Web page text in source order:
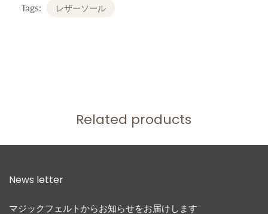
Tags: レザーソール
Related products
News letter
マジックフェルトからお知らせをお届けします